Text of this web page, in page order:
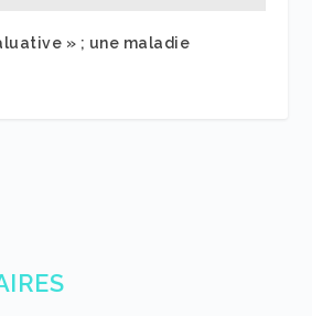
» ; une maladie